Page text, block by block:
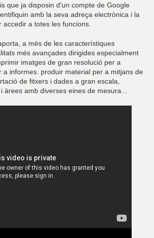
que ja disposin d'un compte de Google
amb la seva adreça electrònica i la
accedir a totes les funcions.
a més de les característiques
més avançades dirigides especialment
imatges de gran resolució per a
a informes. produir material per a mitjans de
de fitxers i dades a gran escala,
àrees amb diverses eines de mesura...